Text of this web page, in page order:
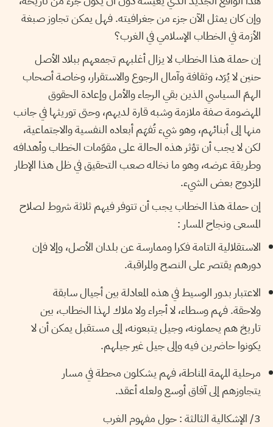
وإن كان يمثل الآن جزء من جغرافيته. فهل يمكن تجاوز صبغة
الأزمة في الخطاب الإسلامي في الغرب؟
إن حملة هذا الخطاب لا يزال أغلبهم تجمعهم ببلاد الأصل
حنين لا يُرَد، وثقافة وآمال الرجوع والاستقرار، وخاصة أصحاب
الهمّ السياسي الذين بقي الرجاء والأمل وإعادة الحقوق
المهضومة صفة ملازمة وشبه قارة لديهم، وحتى توريثها في جانب
منها إلى أبنائهم، وهو شيء تُفهَم أبعاده النفسية والاجتماعية،
لكن لا يجب أن تؤثر هذه الحالة على مقوّمات الخطاب وأهدافه
وطريقة عرضه، وهو ما نخاله صعب التحقيق في ظل هذا الإطار
المزدوج بعض الشيء.
إن حملة هذا الخطاب يجب أن تتوفر فيهم ثلاثة شروط لصلاح
المسعى ونجاح المسار :
الاستقلالية التامة فكرا وممارسة عن بلدان الأصل، وإلا فإن
دورهم يقتصر على النصح والمراقبة.
الاعتبار بدور الوسيط في هذه المعادلة بين أجيال سابقة
ولاحقة. فهم وسطاء، لا أجراء ولا ملاك لهذا الخطاب، بين
تاريخ هم يحملونه، وجيل يتبعونه، إلى مستقبل يمكن أن لا
يكونوا حاضرين فيه وإلى جيل غير جيلهم.
مرحلية المهمة المناطة، فهم يشكلون محطة في مسار
يتجاوزهم إلى آفاق أوسع ولعله أعقد.
3/ الإشكالية الثالثة : حول مفهوم الغرب